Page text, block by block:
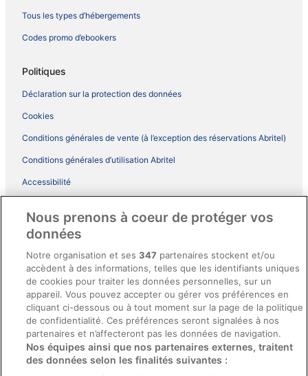
Tous les types d’hébergements
Codes promo d’ebookers
Politiques
Déclaration sur la protection des données
Cookies
Conditions générales de vente (à l’exception des réservations Abritel)
Conditions générales d’utilisation Abritel
Accessibilité
Conditions générales du programme BONUS+ d’ebookers
Directives de contenu et signalement de contenus
Aide
Soutien
Annuler votre réservation d’hôtel ou de propriété de vacances
Nous prenons à coeur de protéger vos
données
Notre organisation et ses347 partenaires stockent et/ou
accèdent à des informations, telles que les identifiants uniques
de cookies pour traiter les données personnelles, sur un
appareil. Vous pouvez accepter ou gérer vos préférences en
cliquant ci-dessous ou à tout moment sur la page de la politique
de confidentialité. Ces préférences seront signalées à nos
partenaires et n’affecteront pas les données de navigation.
Nos équipes ainsi que nos partenaires externes, traitent
des données selon les finalités suivantes :